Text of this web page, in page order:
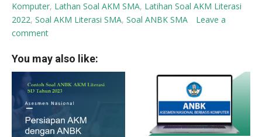
Komputer, Lathan Soal AKM SMA, Latihan Soal AKM Literasi
2022, Soal AKM Literasi SMA, Soal ANBK SMA
Leave a
comment
You may also like: